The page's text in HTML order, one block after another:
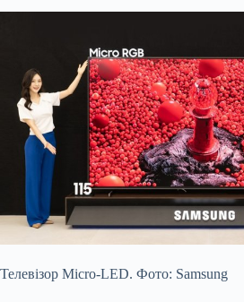
Телевізор Micro-LED. Фото: Samsung